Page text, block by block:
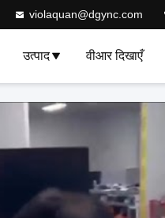
violaquan@dgync.com
उत्पाद वीआर दिखाएँ